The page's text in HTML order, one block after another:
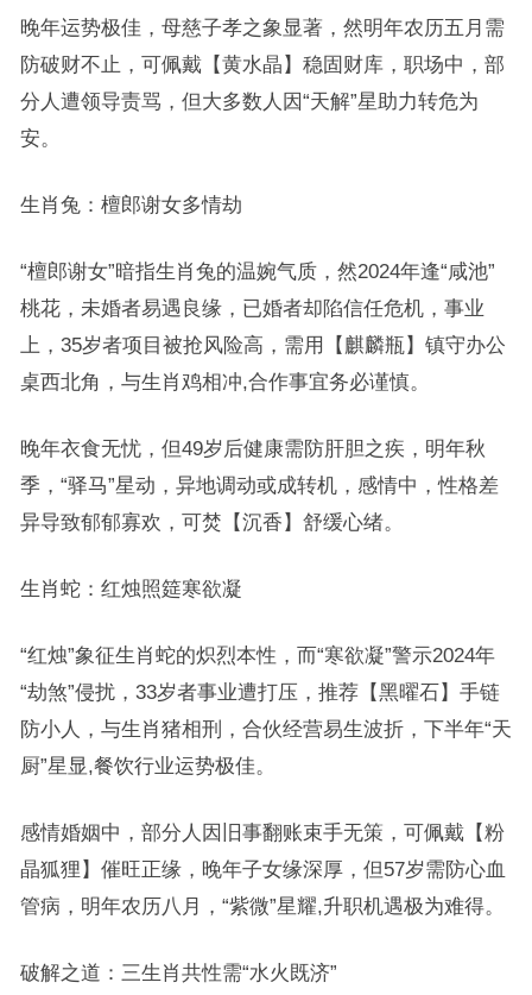
晚年运势极佳，母慈子孝之象显著，然明年农历五月需
防破财不止，可佩戴【黄水晶】稳固财库，职场中，部
分人遭领导责骂，但大多数人因“天解”星助力转危为
安。
生肖兔：檀郎谢女多情劫
“檀郎谢女”暗指生肖兔的温婉气质，然2024年逢“咸池”
桃花，未婚者易遇良缘，已婚者却陷信任危机，事业
上，35岁者项目被抢风险高，需用【麒麟瓶】镇守办公
桌西北角，与生肖鸡相冲,合作事宜务必谨慎。
晚年衣食无忧，但49岁后健康需防肝胆之疾，明年秋
季，“驿马”星动，异地调动或成转机，感情中，性格差
异导致郁郁寡欢，可焚【沉香】舒缓心绪。
生肖蛇：红烛照筵寒欲凝
“红烛”象征生肖蛇的炽烈本性，而“寒欲凝”警示2024年
“劫煞”侵扰，33岁者事业遭打压，推荐【黑曜石】手链
防小人，与生肖猪相刑，合伙经营易生波折，下半年“天
厨”星显,餐饮行业运势极佳。
感情婚姻中，部分人因旧事翻账束手无策，可佩戴【粉
晶狐狸】催旺正缘，晚年子女缘深厚，但57岁需防心血
管病，明年农历八月，“紫微”星耀,升职机遇极为难得。
破解之道：三生肖共性需“水火既济”